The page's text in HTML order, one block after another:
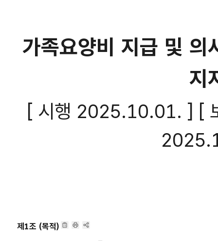
가족요양비 지급 및 의
지
[ 시행 2025.10.01. ] [
제1조 (목적)